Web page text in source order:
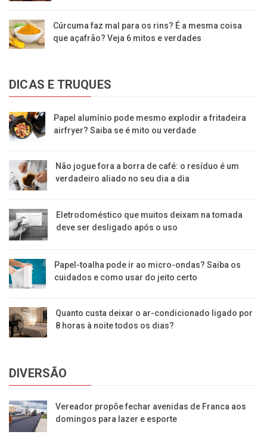
Cúrcuma faz mal para os rins? É a mesma coisa
que açafrão? Veja 6 mitos e verdades
DICAS E TRUQUES
Papel alumínio pode mesmo explodir a fritadeira
airfryer? Saiba se é mito ou verdade
Não jogue fora a borra de café: o resíduo é um
verdadeiro aliado no seu dia a dia
Eletrodoméstico que muitos deixam na tomada
deve ser desligado após o uso
Papel-toalha pode ir ao micro-ondas? Saiba os
cuidados e como usar do jeito certo
Quanto custa deixar o ar-condicionado ligado por
8 horas à noite todos os dias?
DIVERSÃO
Vereador propõe fechar avenidas de Franca aos
domingos para lazer e esporte